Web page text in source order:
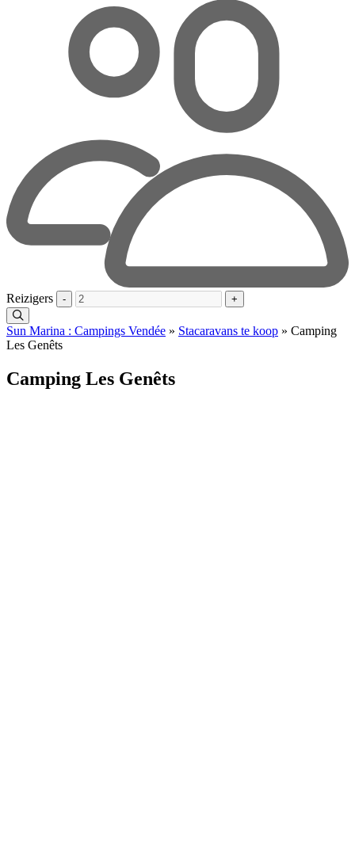
Reizigers - +
Sun Marina : Campings Vendée » Stacaravans te koop » Camping
Les Genêts
Camping Les Genêts